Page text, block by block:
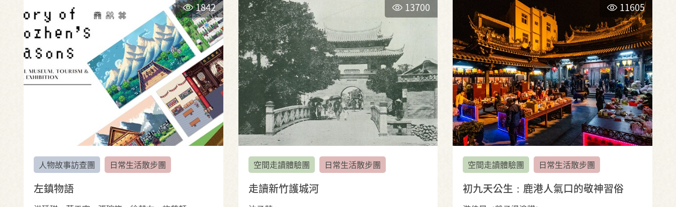
1842
人物故事訪查團 日常生活散步團
左鎮物語
13700
空間走讀體驗團 日常生活散步團
走讀新竹護城河
11605
空間走讀體驗團 日常生活散步團
初九天公生：鹿港人氣口的敬神習俗